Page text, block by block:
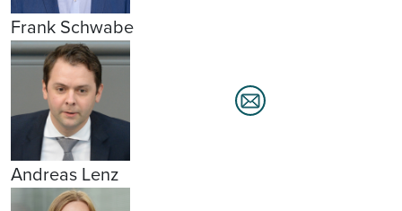
Frank Schwabe
Andreas Lenz